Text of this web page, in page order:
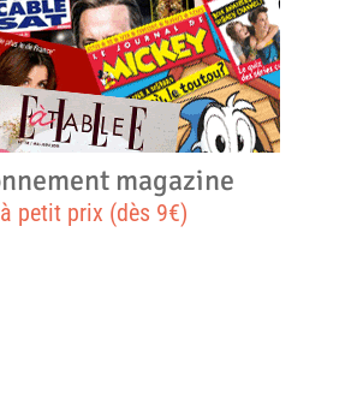
magazine
à petit prix (dès 9€)